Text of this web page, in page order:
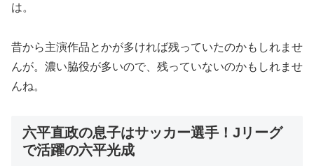
は。
昔から主演作品とかが多ければ残っていたのかもしれませ
んが。濃い脇役が多いので、残っていないのかもしれませ
んね。
六平直政の息子はサッカー選手！Jリーグ
で活躍の六平光成